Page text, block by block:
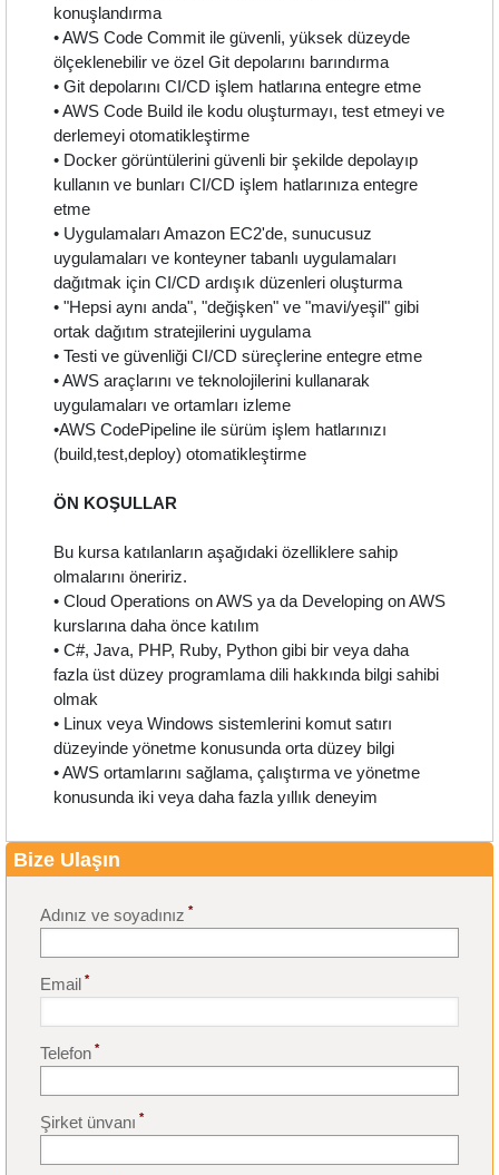
konuşlandırma
• AWS Code Commit ile güvenli, yüksek düzeyde
ölçeklenebilir ve özel Git depolarını barındırma
• Git depolarını CI/CD işlem hatlarına entegre etme
• AWS Code Build ile kodu oluşturmayı, test etmeyi ve
derlemeyi otomatikleştirme
• Docker görüntülerini güvenli bir şekilde depolayıp
kullanın ve bunları CI/CD işlem hatlarınıza entegre
etme
• Uygulamaları Amazon EC2'de, sunucusuz
uygulamaları ve konteyner tabanlı uygulamaları
dağıtmak için CI/CD ardışık düzenleri oluşturma
• "Hepsi aynı anda", "değişken" ve "mavi/yeşil" gibi
ortak dağıtım stratejilerini uygulama
• Testi ve güvenliği CI/CD süreçlerine entegre etme
• AWS araçlarını ve teknolojilerini kullanarak
uygulamaları ve ortamları izleme
•AWS CodePipeline ile sürüm işlem hatlarınızı
(build,test,deploy) otomatikleştirme
ÖN KOŞULLAR
Bu kursa katılanların aşağıdaki özelliklere sahip
olmalarını öneririz.
• Cloud Operations on AWS ya da Developing on AWS
kurslarına daha önce katılım
• C#, Java, PHP, Ruby, Python gibi bir veya daha
fazla üst düzey programlama dili hakkında bilgi sahibi
olmak
• Linux veya Windows sistemlerini komut satırı
düzeyinde yönetme konusunda orta düzey bilgi
• AWS ortamlarını sağlama, çalıştırma ve yönetme
konusunda iki veya daha fazla yıllık deneyim
Bize Ulaşın
Adınız ve soyadınız *
Email *
Telefon *
Şirket ünvanı *